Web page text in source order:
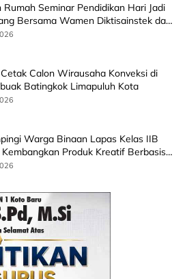
Rumah Seminar Pendidikan Hari Jadi
Bersama Wamen Diktisainstek dan
Malaysia
Cetak Calon Wirausaha Konveksi di
Batingkok Limapuluh Kota
Warga Binaan Lapas Kelas IIB
Kembangkan Produk Kreatif Berbasis